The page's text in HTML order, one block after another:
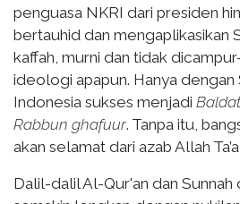
penguasa NKRI dari presiden
bertauhid dan mengaplikasikan
kaffah, murni dan tidak
ideologi apapun. Hanya dengan
Indonesia sukses menjadi
Rabbun ghafuur. Tanpa itu,
akan selamat dari azab Allah
Dalil-dalil Al-Qur'an dan Sunnah